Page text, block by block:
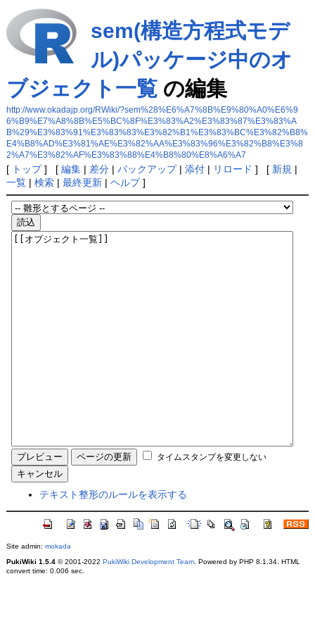
sem(構造方程式モデ
ル)パッケージ中のオ
ブジェクト一覧の編集
http://www.okadajp.org/RWiki/?sem%28%E6%A7%8B%E9%80%A0%E6%9
6%B9%E7%A8%8B%E5%BC%8F%E3%83%A2%E3%83%87%E3%83%A
B%29%E3%83%91%E3%83%83%E3%82%B1%E3%83%BC%E3%82%B8%
E4%B8%AD%E3%81%AE%E3%82%AA%E3%83%96%E3%82%B8%E3%8
2%A7%E3%82%AF%E3%83%88%E4%B8%80%E8%A6%A7
[ トップ] [ 編集| 差分| バックアップ| 添付| リロード ] [ 新規 |
一覧| 検索| 最終更新| ヘルプ]
タイムスタンプを変更しない
テキスト整形のルールを表示する
Site admin: mokada
PukiWiki 1.5.4© 2001-2022 PukiWiki Development Team. Powered by PHP 8.1.34. HTML
convert time: 0.006 sec.